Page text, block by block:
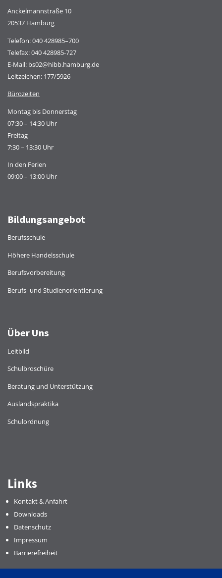
Anckelmannstraße 10
20537 Hamburg
Telefon:040 428985–700
Telefax: 040 428985-727
E-Mail: bs02@hibb.hamburg.de
Leitzeichen: 177/5926
Bürozeiten
Montag bis Donnerstag
07:30 – 14:30 Uhr
Freitag
7:30 – 13:30 Uhr
In den Ferien
09:00 – 13:00 Uhr
Bildungsangebot
Berufsschule
Höhere Handelsschule
Berufsvorbereitung
Berufs- und Studienorientierung
Über Uns
Leitbild
Schulbroschüre
Beratung und Unterstützung
Auslandspraktika
Schulordnung
Links
Kontakt & Anfahrt
Downloads
Datenschutz
Impressum
Barrierefreiheit